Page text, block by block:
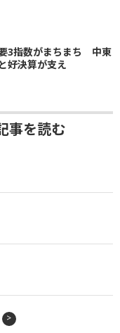
要3指数がまちまち 中東
好決算が支え
事を読む